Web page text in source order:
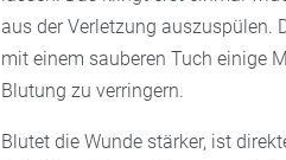
aus der Verletzung auszuspülen.
mit einem sauberen Tuch einige
Blutung zu verringern.
Blutet die Wunde stärker, ist